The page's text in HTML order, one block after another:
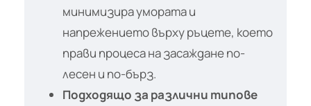
минимизира умората и
напрежението върху ръцете, което
прави процеса на засаждане по-
лесен и по-бърз.
Подходящо за различни типове